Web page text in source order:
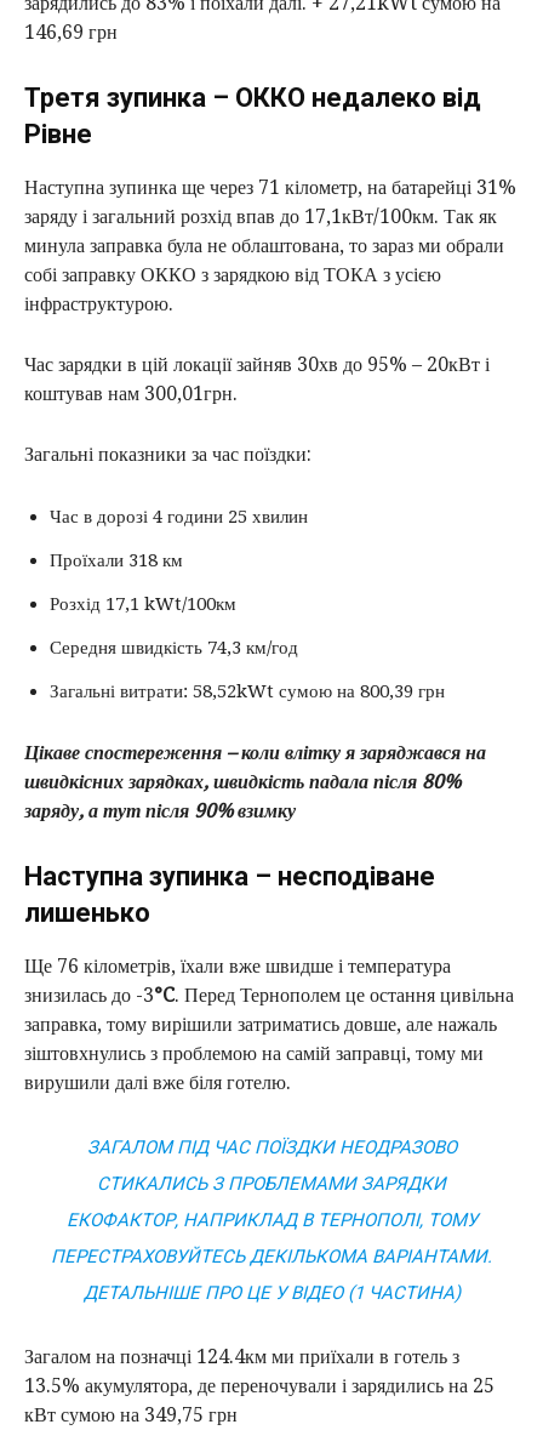
146,69 грн
Третя зупинка – ОККО недалеко від
Рівне
Наступна зупинка ще через 71 кілометр, на батарейці 31%
заряду і загальний розхід впав до 17,1кВт/100км. Так як
минула заправка була не облаштована, то зараз ми обрали
собі заправку ОККО з зарядкою від ТОКА з усією
інфраструктурою.
Час зарядки в цій локації зайняв 30хв до 95% – 20кВт і
коштував нам 300,01грн.
Загальні показники за час поїздки:
Час в дорозі 4 години 25 хвилин
Проїхали 318 км
Розхід 17,1 kWt/100км
Середня швидкість 74,3 км/год
Загальні витрати: 58,52kWt сумою на 800,39 грн
Цікаве спостереження – коли влітку я заряджався на
швидкісних зарядках, швидкість падала після 80%
заряду, а тут після 90% взимку
Наступна зупинка – несподіване
лишенько
Ще 76 кілометрів, їхали вже швидше і температура
знизилась до -3°C. Перед Тернополем це остання цивільна
заправка, тому вирішили затриматись довше, але нажаль
зіштовхнулись з проблемою на самій заправці, тому ми
вирушили далі вже біля готелю.
ЗАГАЛОМ ПІД ЧАС ПОЇЗДКИ НЕОДРАЗОВО
СТИКАЛИСЬ З ПРОБЛЕМАМИ ЗАРЯДКИ
ЕКОФАКТОР, НАПРИКЛАД В ТЕРНОПОЛІ, ТОМУ
ПЕРЕСТРАХОВУЙТЕСЬ ДЕКІЛЬКОМА ВАРІАНТАМИ.
ДЕТАЛЬНІШЕ ПРО ЦЕ У ВІДЕО (1 ЧАСТИНА)
Загалом на позначці 124.4км ми приїхали в готель з
13.5% акумулятора, де переночували і зарядились на 25
кВт сумою на 349,75 грн